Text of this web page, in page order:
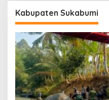
Kabupaten Sukabumi